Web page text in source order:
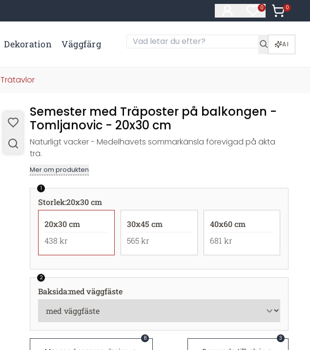
0
Artiklar på
0
Artiklar i
Dekoration Väggfärg AI
Trätavlor
Semester med Träposter på balkongen -
Tomljanovic - 20x30 cm
Naturligt vacker - Medelhavets sommarkänsla förevigad på äkta
trä.
Mer om produkten
1
Storlek:20x30 cm
20x30 cm
438 kr
30x45 cm
565 kr
40x60 cm
681 kr
2
Baksida:med väggfäste
8 3